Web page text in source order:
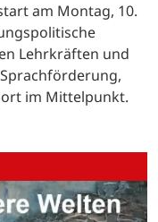
am Montag, 10.
Lehrkräften und
im Mittelpunkt.